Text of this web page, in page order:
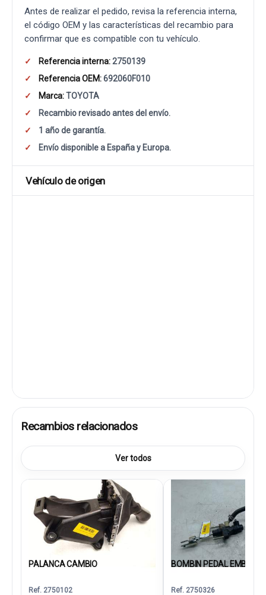
Antes de realizar el pedido, revisa la referencia interna,
el código OEM y las características del recambio para
confirmar que es compatible con tu vehículo.
Referencia interna:2750139
Referencia OEM:692060F010
Marca:TOYOTA
Recambio revisado antes del envío.
1 año de garantía.
Envío disponible a España y Europa.
Vehículo de origen
Recambios relacionados
Ver todos
PALANCA CAMBIO
Ref. 2750102
BOMBIN PEDAL
Ref. 2750326